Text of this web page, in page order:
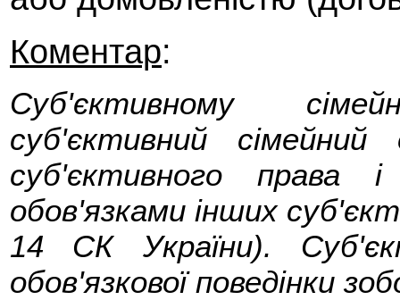
Коментар:
Суб'єктивному
суб'єктивний сімейний
суб'єктивного права і
обов'язками інших
14 СК України).
обов'язкової поведінки